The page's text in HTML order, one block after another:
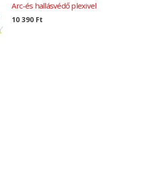
Arc-és hallásvédő plexivel
10 390 Ft